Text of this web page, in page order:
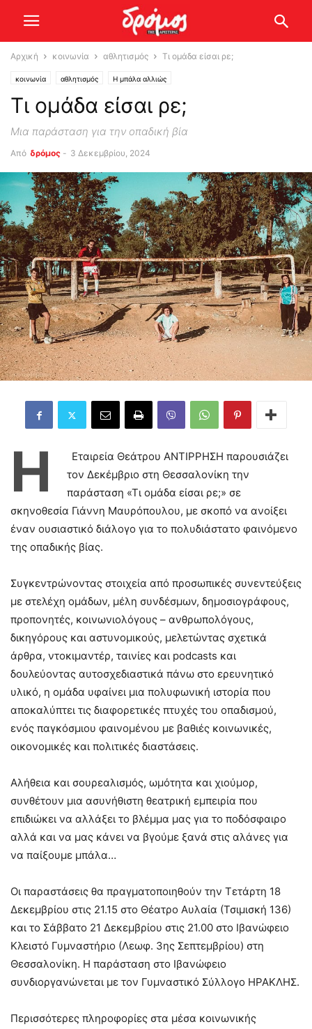
Αρχική κοινωνία αθλητισμός Τι ομάδα είσαι ρε;
κοινωνία αθλητισμός Η μπάλα αλλιώς
Τι ομάδα είσαι ρε;
Μια παράσταση για την οπαδική βία
Από δρόμος - 3 Δεκεμβρίου, 2024
Η
Εταιρεία Θεάτρου ΑΝΤΙΡΡΗΣΗ παρουσιάζει
τον Δεκέμβριο στη Θεσσαλονίκη την
παράσταση «Τι ομάδα είσαι ρε;» σε
σκηνοθεσία Γιάννη Μαυρόπουλου, με σκοπό να ανοίξει
έναν ουσιαστικό διάλογο για το πολυδιάστατο φαινόμενο
της οπαδικής βίας.
Συγκεντρώνοντας στοιχεία από προσωπικές συνεντεύξεις
με στελέχη ομάδων, μέλη συνδέσμων, δημοσιογράφους,
προπονητές, κοινωνιολόγους – ανθρωπολόγους,
δικηγόρους και αστυνομικούς, μελετώντας σχετικά
άρθρα, ντοκιμαντέρ, ταινίες και podcasts και
δουλεύοντας αυτοσχεδιαστικά πάνω στο ερευνητικό
υλικό, η ομάδα υφαίνει μια πολυφωνική ιστορία που
αποκαλύπτει τις διαφορετικές πτυχές του οπαδισμού,
ενός παγκόσμιου φαινομένου με βαθιές κοινωνικές,
οικονομικές και πολιτικές διαστάσεις.
Αλήθεια και σουρεαλισμός, ωμότητα και χιούμορ,
συνθέτουν μια ασυνήθιστη θεατρική εμπειρία που
επιδιώκει να αλλάξει το βλέμμα μας για το ποδόσφαιρο
αλλά και να μας κάνει να βγούμε ξανά στις αλάνες για
να παίξουμε μπάλα…
Οι παραστάσεις θα πραγματοποιηθούν την Τετάρτη 18
Δεκεμβρίου στις 21.15 στο Θέατρο Αυλαία (Τσιμισκή 136)
και το Σάββατο 21 Δεκεμβρίου στις 21.00 στο Ιβανώφειο
Κλειστό Γυμναστήριο (Λεωφ. 3ης Σεπτεμβρίου) στη
Θεσσαλονίκη. Η παράσταση στο Ιβανώφειο
συνδιοργανώνεται με τον Γυμναστικό Σύλλογο ΗΡΑΚΛΗΣ.
Περισσότερες πληροφορίες στα μέσα κοινωνικής